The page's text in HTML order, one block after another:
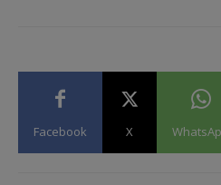
Facebook X